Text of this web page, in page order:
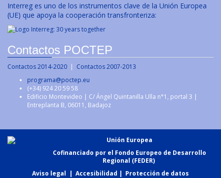
Interreg es uno de los instrumentos clave de la Unión Europea
(UE) que apoya la cooperación transfronteriza:
Contactos POCTEP
Contactos 2014-2020 | Contactos 2007-2013
programa@poctep.eu
(+34) 924 20 59 58
Edificio Montevideo | C/ Ángel Quintanilla Ulla n°1, portal 3 |
Entreplanta B, 06011, Badajoz
Unión Europea
Cofinanciado por el Fondo Europeo de Desarrollo
Regional (FEDER)
Aviso legal | Accesibilidad | Protección de datos